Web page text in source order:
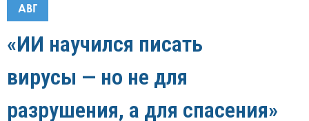
АВГ
«ИИ научился писать
вирусы — но не для
разрушения, а для спасения»